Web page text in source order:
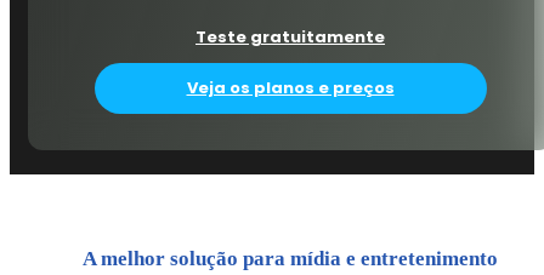
Teste gratuitamente
Veja os planos e preços
A melhor solução para mídia e entretenimento